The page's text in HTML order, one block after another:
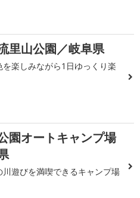
里山公園／岐阜県
を楽しみながら1日ゆっくり楽
園オートキャンプ場
川遊びを満喫できるキャンプ場